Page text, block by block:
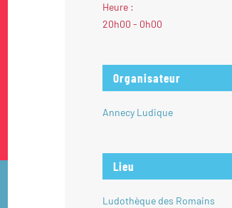
Heure :
20h00 - 0h00
Organisateur
Annecy Ludique
Lieu
Ludothèque des Romains